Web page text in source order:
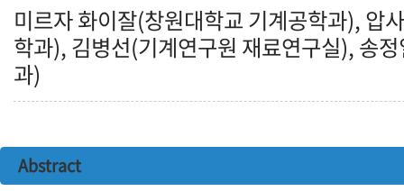
미르자 화이잘(창원대학교 기계공학과), 압
학과), 김병선(기계연구원 재료연구실), 송
과)
Abstract